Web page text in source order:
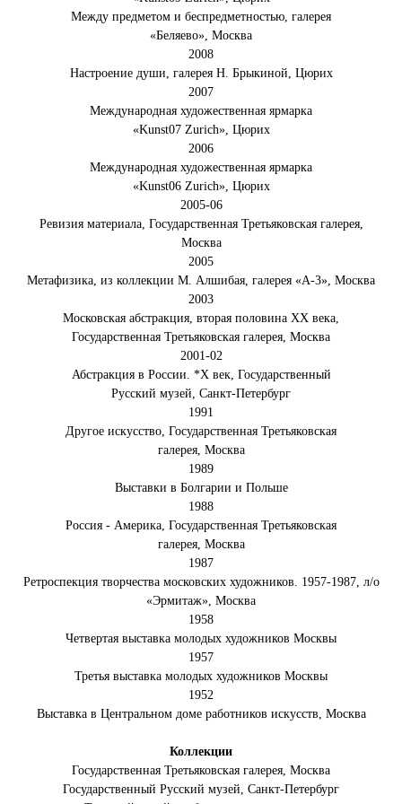
Между предметом и беспредметностью, галерея
«Беляево», Москва
2008
Настроение души, галерея Н. Брыкиной, Цюрих
2007
Международная художественная ярмарка
«Kunst07 Zurich», Цюрих
2006
Международная художественная ярмарка
«Kunst06 Zurich», Цюрих
2005-06
Ревизия материала, Государственная Третьяковская галерея,
Москва
2005
Метафизика, из коллекции М. Алшибая, галерея «А-3», Москва
2003
Московская абстракция, вторая половина ХХ века,
Государственная Третьяковская галерея, Москва
2001-02
Абстракция в России. *Х век, Государственный
Русский музей, Санкт-Петербург
1991
Другое искусство, Государственная Третьяковская
галерея, Москва
1989
Выставки в Болгарии и Польше
1988
Россия - Америка, Государственная Третьяковская
галерея, Москва
1987
Ретроспекция творчества московских художников. 1957-1987, л/о
«Эрмитаж», Москва
1958
Четвертая выставка молодых художников Москвы
1957
Третья выставка молодых художников Москвы
1952
Выставка в Центральном доме работников искусств, Москва
Коллекции
Государственная Третьяковская галерея, Москва
Государственный Русский музей, Санкт-Петербург